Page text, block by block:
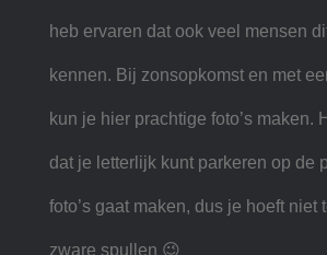
heb ervaren dat ook veel mensen
kennen. Bij zonsopkomst en met
kun je hier prachtige foto’s maken.
dat je letterlijk kunt parkeren op de
foto’s gaat maken, dus je hoeft niet
zware spullen 😉